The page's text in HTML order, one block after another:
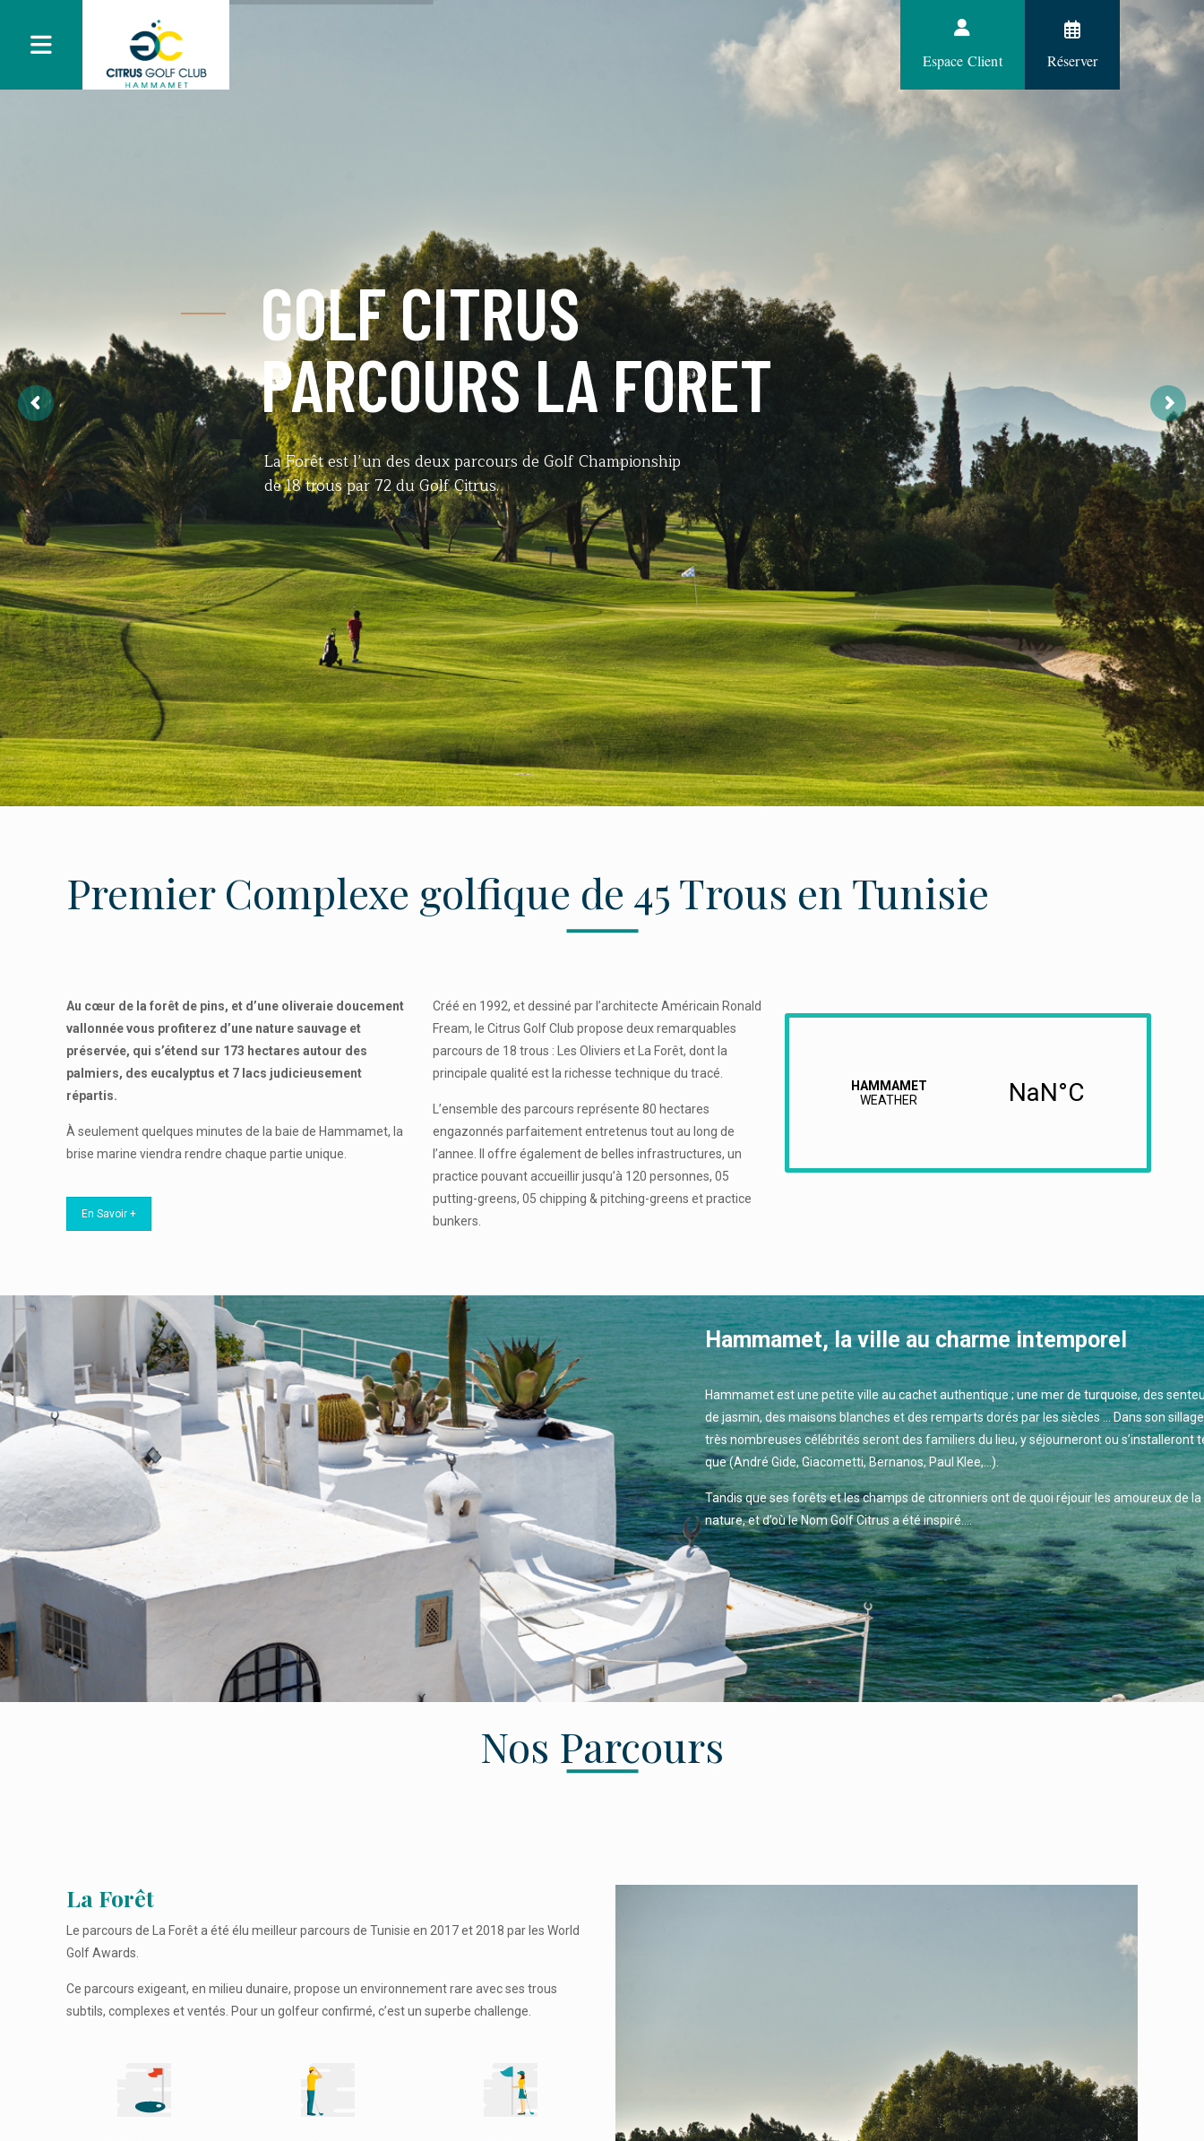
GOLF CITRUS
PARCOURS LA FORET
La Forêt est l’un des deux parcours de Golf Championship
de 18 trous par 72 du Golf Citrus.
Premier Complexe golfique de 45 Trous en Tunisie
Au cœur de la forêt de pins, et d’une oliveraie doucement
vallonnée vous profiterez d’une nature sauvage et
préservée, qui s’étend sur 173 hectares autour des
palmiers, des eucalyptus et 7 lacs judicieusement
répartis.
À seulement quelques minutes de la baie de Hammamet, la
brise marine viendra rendre chaque partie unique.
En Savoir +
Créé en 1992, et dessiné par l’architecte Américain Ronald
Fream, le Citrus Golf Club propose deux remarquables
parcours de 18 trous : Les Oliviers et La Forêt, dont la
principale qualité est la richesse technique du tracé.
L’ensemble des parcours représente 80 hectares
engazonnés parfaitement entretenus tout au long de
l’annee. Il offre également de belles infrastructures, un
practice pouvant accueillir jusqu’à 120 personnes, 05
putting-greens, 05 chipping & pitching-greens et practice
bunkers.
Hammamet, la ville au charme intemporel
Hammamet est une petite ville au cachet authentique ; une mer de turquoise, des
de jasmin, des maisons blanches et des remparts dorés par les siècles … Dans son
très nombreuses célébrités seront des familiers du lieu, y séjourneront ou s’installeront
que (André Gide, Giacometti, Bernanos, Paul Klee,…).
Tandis que ses forêts et les champs de citronniers ont de quoi réjouir les amoureux de la
nature, et d’où le Nom Golf Citrus a été inspiré….
Nos Parcours
La Forêt
Le parcours de La Forêt a été élu meilleur parcours de Tunisie en 2017 et 2018 par les World
Golf Awards.
Ce parcours exigeant, en milieu dunaire, propose un environnement rare avec ses trous
subtils, complexes et ventés. Pour un golfeur confirmé, c’est un superbe challenge.
Réserver
Espace Client